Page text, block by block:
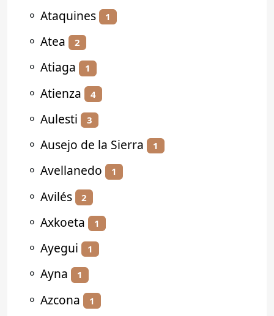
⚬ Ataquines 1
⚬ Atea 2
⚬ Atiaga 1
⚬ Atienza 4
⚬ Aulesti 3
⚬ Ausejo de la Sierra 1
⚬ Avellanedo 1
⚬ Avilés 2
⚬ Axkoeta 1
⚬ Ayegui 1
⚬ Ayna 1
⚬ Azcona 1